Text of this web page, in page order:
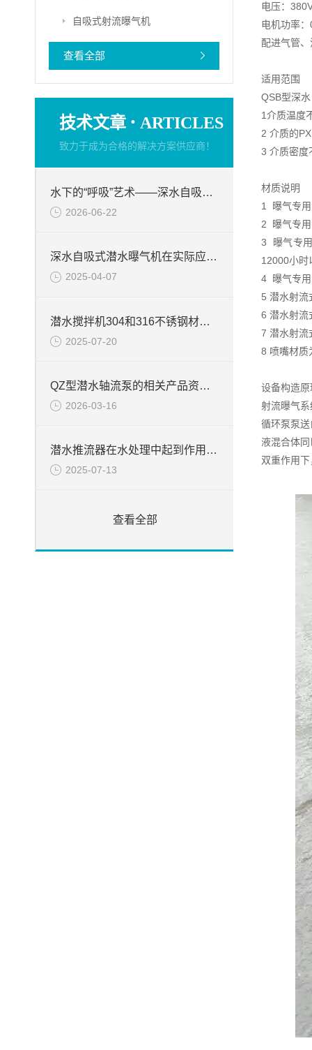
自吸式射流曝气机
查看全部
技术文章 · ARTICLES
致力于成为合格的解决方案供应商！
水下的“呼吸”艺术——深水自吸式潜水曝气机的技术原理与核心优势
2026-06-22
深水自吸式潜水曝气机在实际应用场景中的性能优势
2025-04-07
潜水搅拌机304和316不锈钢材质的区别
2025-07-20
QZ型潜水轴流泵的相关产品资料介绍
2026-03-16
潜水推流器在水处理中起到作用分析
2025-07-13
查看全部
电压：
电机功率
配进气管
适用范围
QSB型深
1介质温度
2 介质的
3 介质密度
材质说明
1 曝气专
2 曝气专
3 曝气专
12000小时
4 曝气专用
5 潜水射流
6 潜水射流
7 潜水射流
8 喷嘴材质
设备构造原
射流曝气
循环泵泵
液混合体
双重作用